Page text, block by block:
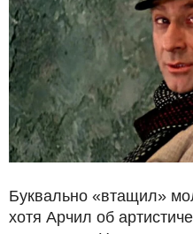
Буквально «втащил»
хотя Арчил об